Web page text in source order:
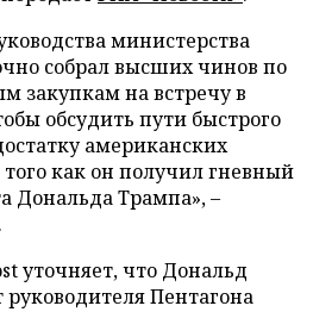
министерства
собрал высших чинов по
закупкам на встречу в
обсудить пути быстрого
американских
того как он получил гневный
Дональда Трампа», –
уточняет, что Дональд
Пентагона